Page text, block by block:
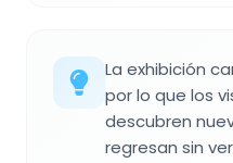
La exhibición
por lo que los
descubren
regresan sin